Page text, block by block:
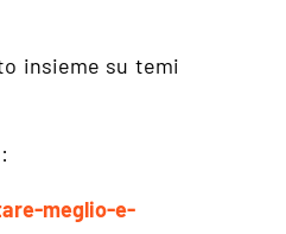
insieme su temi
meglio-e-